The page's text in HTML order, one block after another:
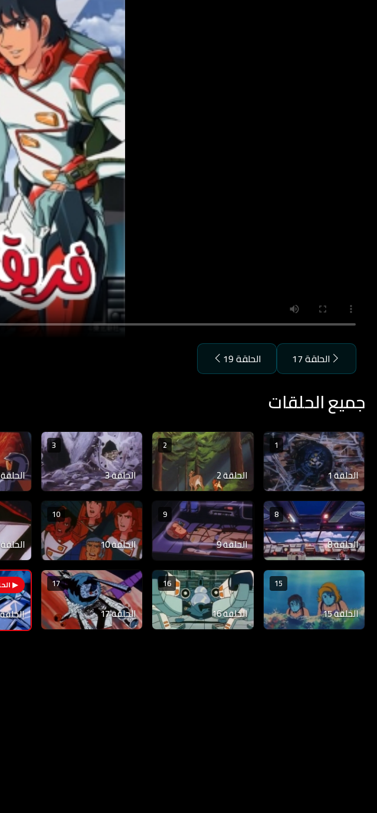
الحلقة 17 الحلقة 19
جميع الحلقات
1
الحلقة 1
2
الحلقة 2
3
الحلقة 3 الحلقة
8
الحلقة 8
9
الحلقة 9
10
الحلقة 10 الحلقة 11
15
الحلقة 15
16
الحلقة 16
17
الحلقة 17 الحلقة